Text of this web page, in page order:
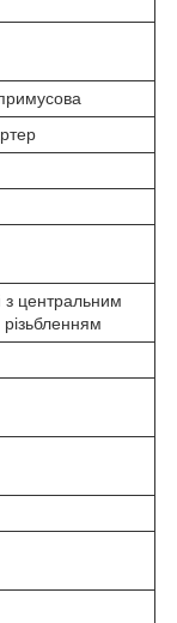
центральним
різьбленням